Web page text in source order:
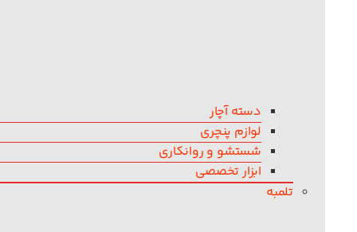
دسته آچار
لوازم پنچری
شستشو و روانکاری
ابزار تخصصی
تلمبه